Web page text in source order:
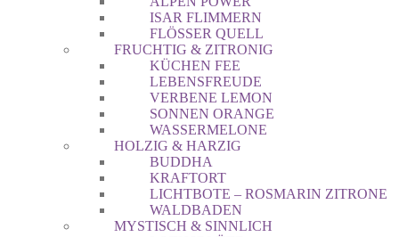
ISAR FLIMMERN
FLÖSSER QUELL
FRUCHTIG & ZITRONIG
KÜCHEN FEE
LEBENSFREUDE
VERBENE LEMON
SONNEN ORANGE
WASSERMELONE
HOLZIG & HARZIG
BUDDHA
KRAFTORT
LICHTBOTE – ROSMARIN ZITRONE
WALDBADEN
MYSTISCH & SINNLICH